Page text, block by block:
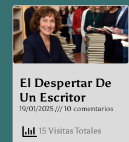
El Despertar De
Un Escritor
19/01/2025 10 comentarios
15 Visitas Totales